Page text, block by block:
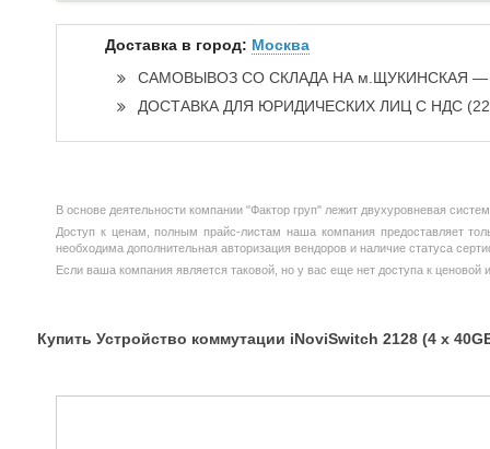
Доставка в город: Москва
САМОВЫВОЗ СО СКЛАДА НА м.ЩУКИНСКАЯ
ДОСТАВКА ДЛЯ ЮРИДИЧЕСКИХ ЛИЦ С НДС
В основе деятельности компании "Фактор груп" лежит двухуровневая
Доступ к ценам, полным прайс-листам наша компания предоставляет
необходима дополнительная авторизация вендоров и наличие статуса
Если ваша компания является таковой, но у вас еще нет доступа к
Купить Устройство коммутации iNoviSwitch 2128 (4 x